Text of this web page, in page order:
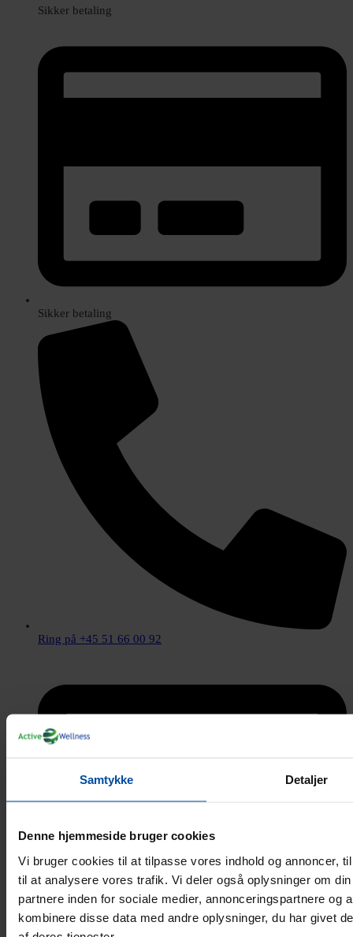
Samtykke Detaljer
Denne hjemmeside bruger cookies
Vi bruger cookies til at tilpasse vores indhold og annoncer,
til at analysere vores trafik. Vi deler også oplysninger om
partnere inden for sociale medier, annonceringspartnere og
kombinere disse data med andre oplysninger, du har givet
Sikker betaling
Sikker betaling
Ring på +45 51 66 00 92